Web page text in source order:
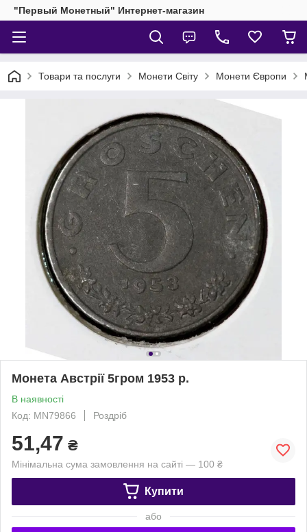
"Первый Монетный" Интернет-магазин
Товари та послуги Монети Світу Монети Європи
Монета Австрії 5гром 1953 р.
В наявності
Код: MN79866
Роздріб
51,47 ₴
Мінімальна сума замовлення на сайті — 100 ₴
Купити
або